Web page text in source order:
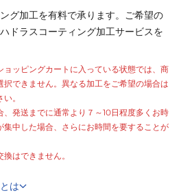
グ加工を有料で承ります。ご希望の
ドラスコーティング加工サービスを
ョッピングカートに入っている状態では、商
できません。異なる加工をご希望の場合は
。
発送までに通常より ７～10日程度多くお時
集中した場合、さらにお時間を要することが
はできません。
は